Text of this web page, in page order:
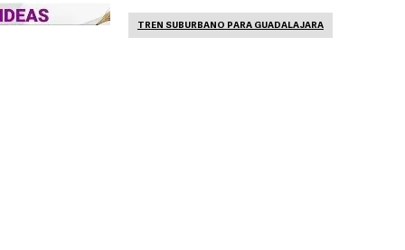
TREN SUBURBANO PARA GUADALAJARA